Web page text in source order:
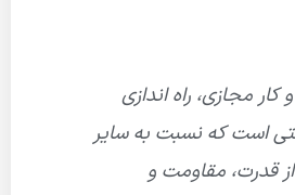
مجازی، راه اندازی
است که نسبت به سایر
قدرت، مقاومت و